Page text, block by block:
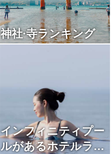
神社·寺ランキング
インフィニティプー
ルがあるホテルラン